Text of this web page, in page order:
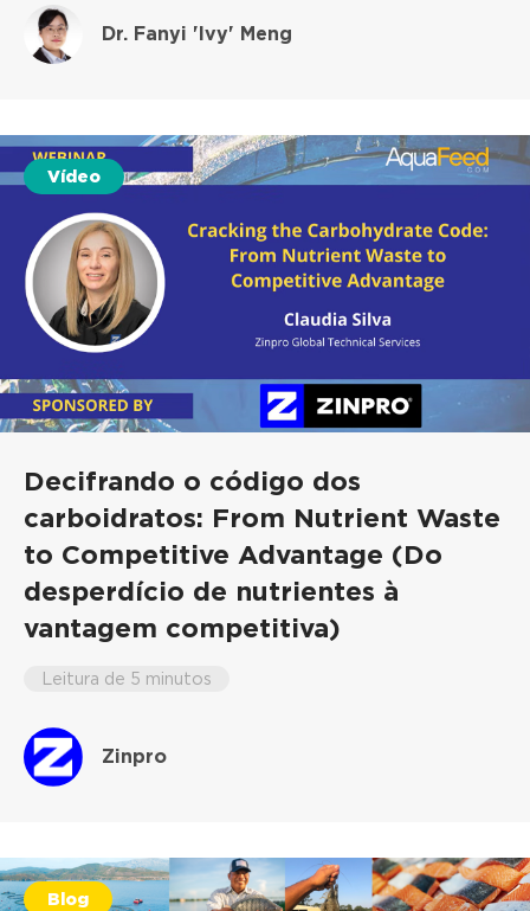
Dr. Fanyi 'Ivy' Meng
Vídeo
Decifrando o código dos
carboidratos: From Nutrient Waste
to Competitive Advantage (Do
desperdício de nutrientes à
vantagem competitiva)
Leitura de 5 minutos
Zinpro
Blog